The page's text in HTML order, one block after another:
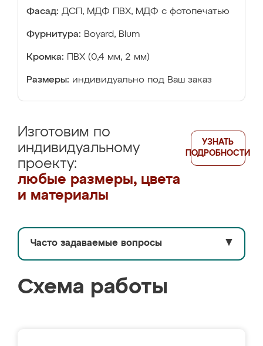
Фасад: ДСП, МДФ ПВХ, МДФ с фотопечатью
Фурнитура: Boyard, Blum
Кромка: ПВХ (0,4 мм, 2 мм)
Размеры: индивидуально под Ваш заказ
Изготовим по
индивидуальному
проекту:
любые размеры, цвета
и материалы
УЗНАТЬ
ПОДРОБНОСТИ
Часто задаваемые вопросы ▼
Схема работы